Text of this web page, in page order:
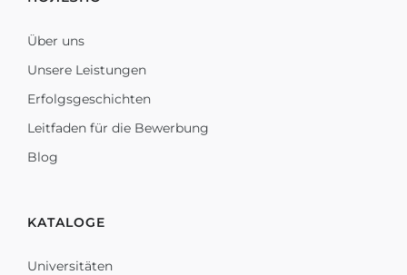
Über uns
Unsere Leistungen
Erfolgsgeschichten
Leitfaden für die Bewerbung
Blog
KATALOGE
Universitäten